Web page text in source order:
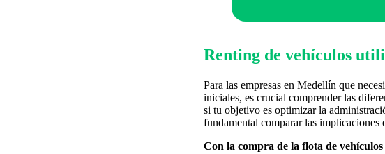
Renting de vehículos
Para las empresas en Medellín que
iniciales, es crucial comprender las
si tu objetivo es optimizar la
fundamental comparar las
Con la compra de la flota de